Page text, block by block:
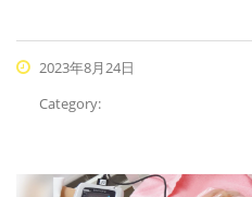
2023年8月24日
Category: